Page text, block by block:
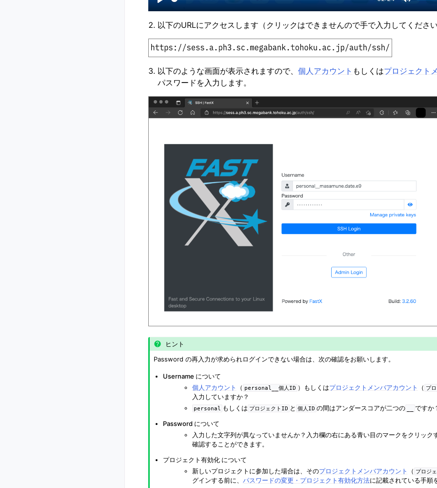
P
l
y
M
u
以下のURLにアクセスします（クリックはできませんので手で入力してください
以下のような画面が表示されますので、個人アカウント もしくはプロジェクト
パスワードを入力します。
ヒント
Password の再入力が求められログインできない場合は、次の確認をお願いします。
Username について
個人アカウント
（ personal__個人ID ）もしくはプロジェクトメンバアカウント （ プ
入力していますか？
personal もしくは プロジェクトID と 個人ID の間はアンダースコアが二つの
ですか
Password について
入力した文字列が異なっていませんか？入力欄の右にある青い目のマークをクリック
確認することができます。
プロジェクト有効化 について
新しいプロジェクトに参加した場合は、そのプロジェクトメンバアカウント （ プロジ
グインする前に、 パスワードの変更・プロジェクト有効化方法に記載されている手順